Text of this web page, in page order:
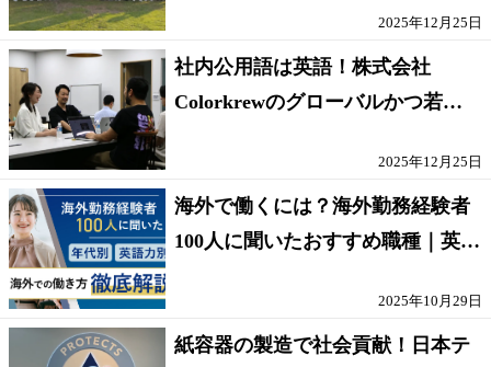
2025年12月25日
社内公用語は英語！株式会社
Colorkrewのグローバルかつ若手
2025年12月25日
海外で働くには？海外勤務経験者
100人に聞いたおすすめ職種｜英語
2025年10月29日
紙容器の製造で社会貢献！日本テ